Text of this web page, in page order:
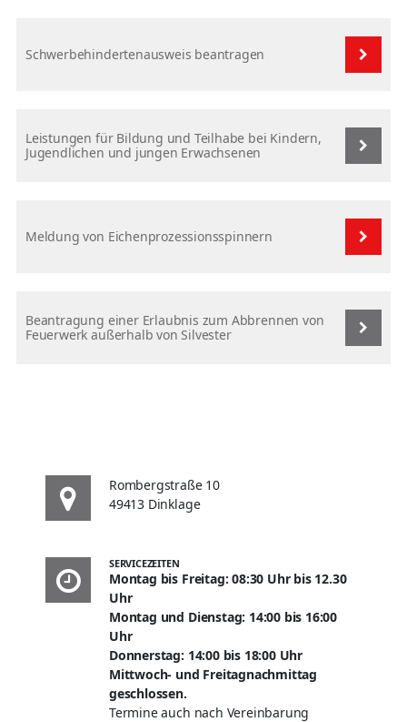
Schwerbehindertenausweis beantragen
Leistungen für Bildung und Teilhabe bei Kindern,
Jugendlichen und jungen Erwachsenen
Meldung von Eichenprozessionsspinnern
Beantragung einer Erlaubnis zum Abbrennen von
Feuerwerk außerhalb von Silvester
Rombergstraße 10
49413 Dinklage
SERVICEZEITEN
Montag bis Freitag: 08:30 Uhr bis 12.30
Uhr
Montag und Dienstag: 14:00 bis 16:00
Uhr
Donnerstag: 14:00 bis 18:00 Uhr
Mittwoch- und Freitagnachmittag
geschlossen.
Termine auch nach Vereinbarung